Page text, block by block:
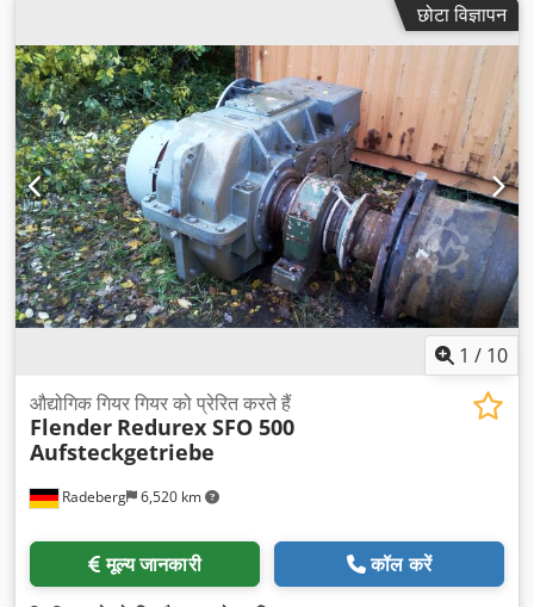
छोटा विज्ञापन
1 / 10
Radeberg 6,520 km
औद्योगिक गियर गियर को प्रेरित करते हैं
Flender Redurex SFO 500
Aufsteckgetriebe
मूल्य जानकारी कॉल करें